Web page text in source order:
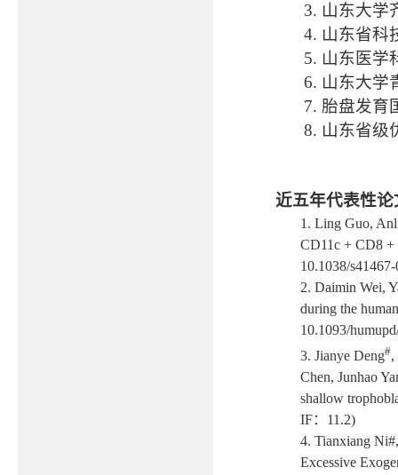
3. 山东大学
4. 山东省科
5. 山东医学
6. 山东大学
7. 胎盘发育
8. 山东省级
近五年代表性论
1. Ling Guo,
CD11c + CD8 +
10.1038/
2. Daimin Wei,
during the
10.1093/
3. Jianye Deng#,
Chen, Junhao
shallow
IF： 11.2)
4. Tianxiang
Excessive